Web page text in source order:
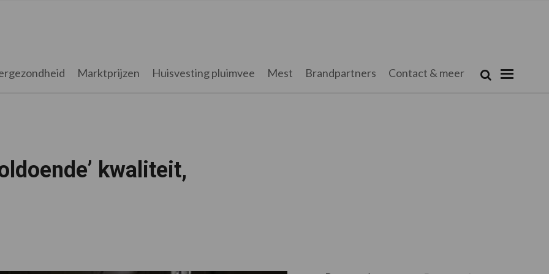
Marktprijzen Huisvesting pluimvee Mest Brandpartners Contact & meer Zoek
kwaliteit,